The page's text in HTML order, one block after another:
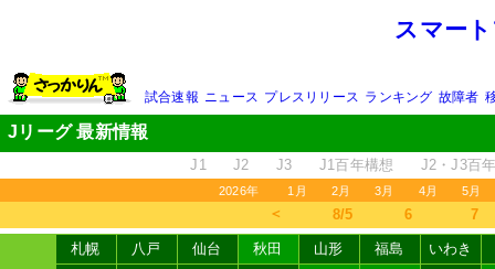
スマー
試合速報 ニュース プレスリリース ランキング 故障者
Jリーグ 最新情報
J1 J2 J3 J1百年構想 J2・J3百
2026年 1月 2月 3月 4月 5月
＜ 8/5 6 7
札幌 八戸 仙台 秋田 山形 福島
いわき